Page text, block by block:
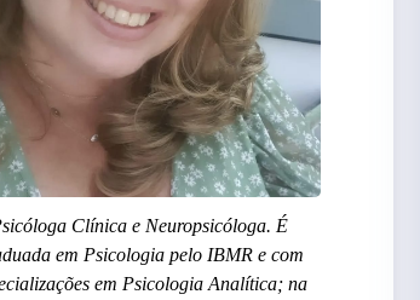
Clínica e Neuropsicóloga. É
em Psicologia pelo IBMR e com
em Psicologia Analítica; na